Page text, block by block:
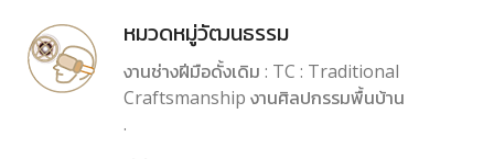
หมวดหมู่วัฒนธรรม
งานช่างฝีมือดั้งเดิม : TC : Traditional
Craftsmanship งานศิลปกรรมพื้นบ้าน
.